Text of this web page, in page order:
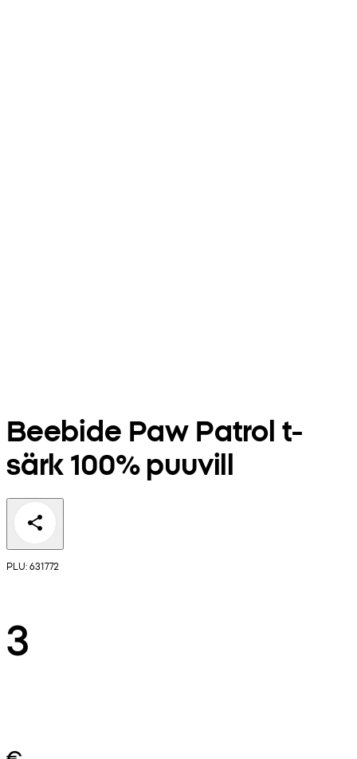
Beebide Paw Patrol t-
särk 100% puuvill
PLU: 631772
3